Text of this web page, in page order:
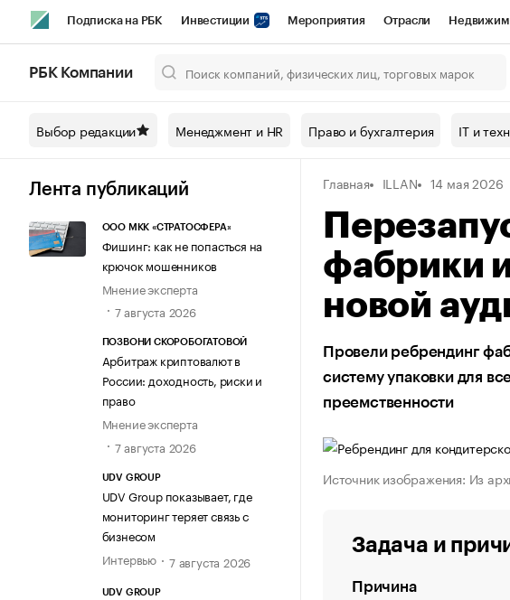
Подписка на РБК Инвестиции Мероприятия Отрасли
Спецпроекты СПб Конференции СПб Спецпроекты Проверка
Технологии и медиа Рынок наличной валюты
РБК Компании
Выбор редакции Менеджмент и HR Право и бухгалтерия IT и
Лента публикаций
ООО МКК «СТРАТОСФЕРА»
Фишинг: как не попасться на
крючок мошенников
Мнение эксперта
7 августа 2026
ПОЗВОНИ СКОРОБОГАТОВОЙ
Арбитраж криптовалют в
России: доходность, риски и
право
Мнение эксперта
7 августа 2026
UDV GROUP
UDV Group показывает, где
мониторинг теряет связь с
бизнесом
Интервью
7 августа 2026
UDV GROUP
Главная ILLAN 14 мая 2026
фабрики
новой
Провели ребрендинг
систему упаковки для
преемственности
Источник изображения: Из
Задача и
Причина